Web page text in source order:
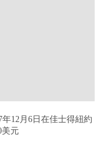
年12月6日在佳士得紐約
美元